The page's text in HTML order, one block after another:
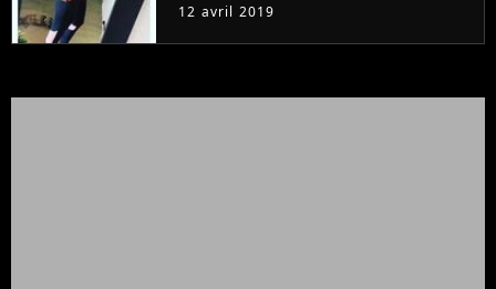
12 avril 2019